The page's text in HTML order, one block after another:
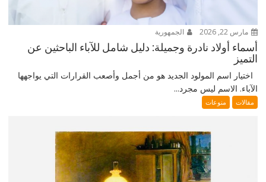
مارس 22, 2026 الجمهورية
أسماء أولاد نادرة وجميلة: دليل شامل للآباء الباحثين عن
التميز
اختيار اسم المولود الجديد هو من أجمل وأصعب القرارات التي يواجهها
الآباء. الاسم ليس مجرد...
مقالات منوعات